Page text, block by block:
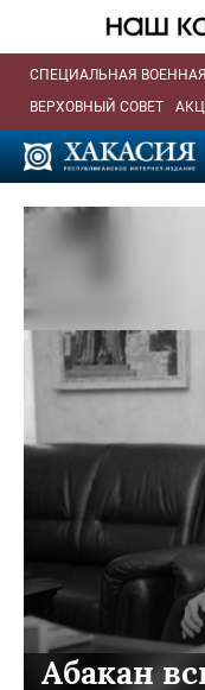
СПЕЦИАЛЬНАЯ
ВЕРХОВНЫЙ СОВЕТ
Абакан